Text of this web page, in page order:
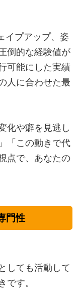
イプアップ、姿
倒的な経験値が
可能にした実績
人に合わせた最
化や癖を見逃し
「この動きで代
点で、あなたの
門性
しても活動して
です。